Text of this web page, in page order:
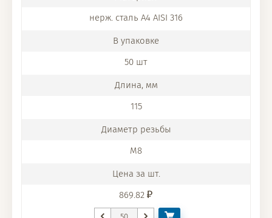
нерж. сталь A4 AISI 316
50 шт
115
M8
869.82